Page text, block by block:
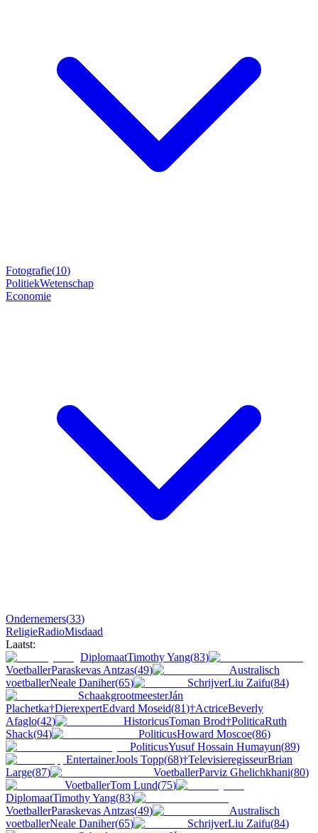
Fotografie(10)
PolitiekWetenschap
Economie
Ondernemers(33)
ReligieRadioMisdaad
Laatst:
DiplomaatTimothy Yang(83)
VoetballerParaskevas Antzas(49)
Australisch
voetballerNeale Daniher(65) SchrijverLiu Zaifu(84)
SchaakgrootmeesterJán
Plachetka†DierexpertEdvard Moseid(81)†ActriceBeverly
Afaglo(42) HistoricusToman Brod†PoliticaRuth
Shack(94) PoliticusHoward Moscoe(86)
PoliticusYusuf Hossain Humayun(89)
EntertainerJools Topp(68)†TelevisieregisseurBrian
Large(87) VoetballerParviz Ghelichkhani(80)
VoetballerTom Lund(75)
DiplomaatTimothy Yang(83)
VoetballerParaskevas Antzas(49)
Australisch
voetballerNeale Daniher(65) SchrijverLiu Zaifu(84)